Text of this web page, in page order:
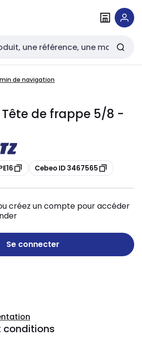
de navigation
Tête de frappe 5/8 -
Copier
Cebeo ID 3467565
créez un compte pour accéder
Se connecter
conditions